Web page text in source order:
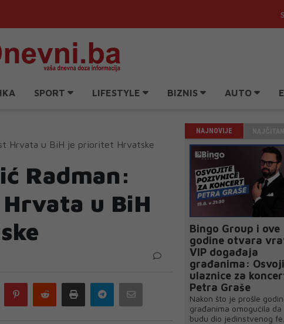
SPORT LIFESTYLE BIZNIS AUTO
Hrvata u BiH je prioritet Hrvatske
Radman:
u BiH
Tumblr PinterestReddit Print Telegram
NAJNOVIJE
Bingo Group i ove
godine otvara
VIP događaja
građanima:
ulaznice za
Petra Graše
Nakon što je prošle
građanima omogućila da
budu dio jedinstvenog fe...